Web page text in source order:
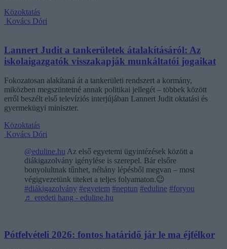
Közoktatás
Kovács Dóri
Lannert Judit a tankerületek átalakításáról: Az
iskolaigazgatók visszakapják munkáltatói jogaikat
Fokozatosan alakítaná át a tankerületi rendszert a kormány,
miközben megszüntetné annak politikai jellegét – többek között
erről beszélt első televíziós interjújában Lannert Judit oktatási és
gyermekügyi miniszter.
Közoktatás
Kovács Dóri
@eduline.hu Az első egyetemi ügyintézések között a
diákigazolvány igénylése is szerepel. Bár elsőre
bonyolultnak tűnhet, néhány lépésből megvan – most
végigvezetünk titeket a teljes folyamaton.😉
#diákigazolvány #egyetem #neptun #eduline #foryou
♬ eredeti hang - eduline.hu
Pótfelvételi 2026: fontos határidő jár le ma éjfélkor